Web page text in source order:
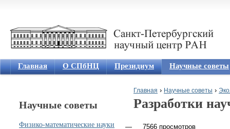
Главная О СПбНЦ Президиум Научные советы
Вы здесь
Главная › Научные советы ›
Разработки
7566 просмотров
Научные советы
Физико-математические науки